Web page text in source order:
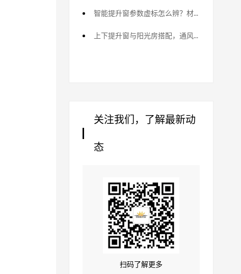
智能提升窗参数虚标怎么辨？材质造假避坑
上下提升窗与阳光房搭配，通风采光方案
关注我们，了解最新动
态
扫码了解更多